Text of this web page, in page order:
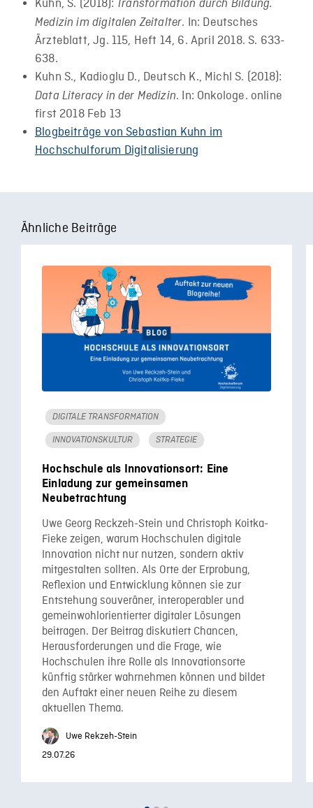
Kuhn, S. (2018): Transformation durch Bildung.
Medizin im digitalen Zeitalter. In: Deutsches
Ärzteblatt, Jg. 115, Heft 14, 6. April 2018. S. 633-
638.
Kuhn S., Kadioglu D., Deutsch K., Michl S. (2018):
Data Literacy in der Medizin. In: Onkologe. online
first 2018 Feb 13
Blogbeiträge von Sebastian Kuhn im
Hochschulforum Digitalisierung
Ähnliche Beiträge
DIGITALE TRANSFORMATION
INNOVATIONSKULTUR STRATEGIE
Hochschule als Innovationsort: Eine
Einladung zur gemeinsamen
Neubetrachtung
Uwe Georg Reckzeh-Stein und Christoph Koitka-
Fieke zeigen, warum Hochschulen digitale
Innovation nicht nur nutzen, sondern aktiv
mitgestalten sollten. Als Orte der Erprobung,
Reflexion und Entwicklung können sie zur
Entstehung souveräner, interoperabler und
gemeinwohlorientierter digitaler Lösungen
beitragen. Der Beitrag diskutiert Chancen,
Herausforderungen und die Frage, wie
Hochschulen ihre Rolle als Innovationsorte
künftig stärker wahrnehmen können und bildet
den Auftakt einer neuen Reihe zu diesem
aktuellen Thema.
Uwe Rekzeh-Stein
29.07.26